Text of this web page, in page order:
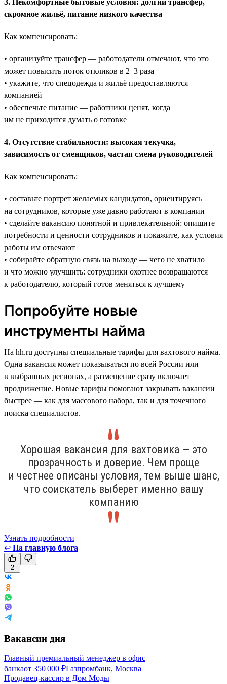
скромное жильё, питание низкого качества
Как компенсировать:
• организуйте трансфер — работодатели отмечают, что это
может повысить поток откликов в 2–3 раза
• укажите, что спецодежда и жильё предоставляются
компанией
• обеспечьте питание — работники ценят, когда
им не приходится думать о готовке
4. Отсутствие стабильности: высокая текучка,
зависимость от сменщиков, частая смена руководителей
Как компенсировать:
• составьте портрет желаемых кандидатов, ориентируясь
на сотрудников, которые уже давно работают в компании
• сделайте вакансию понятной и привлекательной: опишите
потребности и ценности сотрудников и покажите, как условия
работы им отвечают
• собирайте обратную связь на выходе — чего не хватило
и что можно улучшить: сотрудники охотнее возвращаются
к работодателю, который готов меняться к лучшему
Попробуйте новые
инструменты найма
На hh.ru доступны специальные тарифы для вахтового найма.
Одна вакансия может показываться по всей России или
в выбранных регионах, а размещение сразу включает
продвижение. Новые тарифы помогают закрывать вакансии
быстрее — как для массового набора, так и для точечного
поиска специалистов.
Хорошая вакансия для вахтовика — это
прозрачность и доверие. Чем проще
и честнее описаны условия, тем выше шанс,
что соискатель выберет именно вашу
компанию
Узнать подробности
↩ На главную блога
2
Вакансии дня
Главный премиальный менеджер в офис
банкаот 350 000 ₽Газпромбанк, Москва
Продавец-кассир в Дом Моды